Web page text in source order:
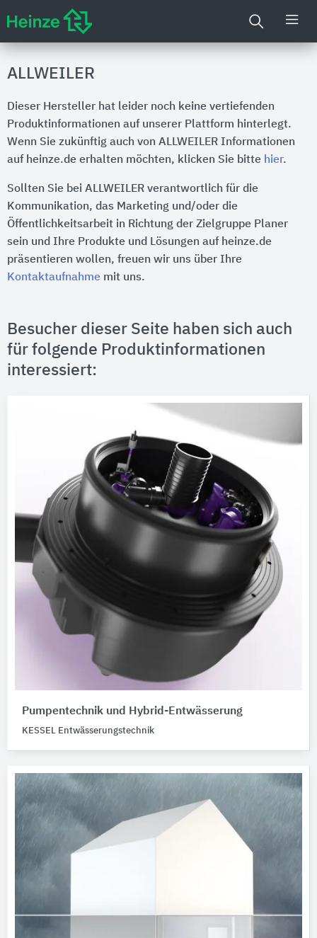
ALLWEILER
Dieser Hersteller hat leider noch keine vertiefenden
Produktinformationen auf unserer Plattform hinterlegt.
Wenn Sie zukünftig auch von ALLWEILER Informationen
auf heinze.de erhalten möchten, klicken Sie bitte hier.
Sollten Sie bei ALLWEILER verantwortlich für die
Kommunikation, das Marketing und/oder die
Öffentlichkeitsarbeit in Richtung der Zielgruppe Planer
sein und Ihre Produkte und Lösungen auf heinze.de
präsentieren wollen, freuen wir uns über Ihre
Kontaktaufnahme mit uns.
Besucher dieser Seite haben sich auch
für folgende Produktinformationen
interessiert:
Pumpentechnik und Hybrid-Entwässerung
KESSEL Entwässerungstechnik